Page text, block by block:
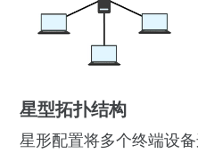
星型拓扑结构
星形配置将多个终端设